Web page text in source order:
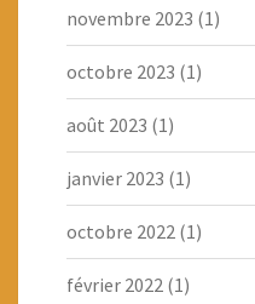
novembre 2023 (1)
octobre 2023 (1)
août 2023 (1)
janvier 2023 (1)
octobre 2022 (1)
février 2022 (1)